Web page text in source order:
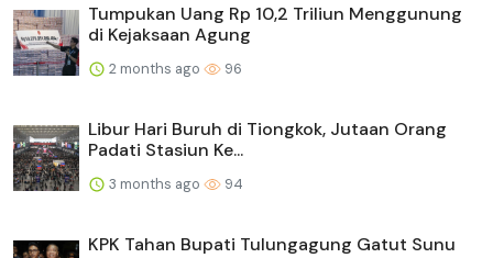
Tumpukan Uang Rp 10,2 Triliun Menggunung
di Kejaksaan Agung
2 months ago 96
Libur Hari Buruh di Tiongkok, Jutaan Orang
Padati Stasiun Ke...
3 months ago 94
KPK Tahan Bupati Tulungagung Gatut Sunu